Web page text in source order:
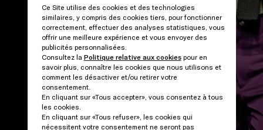
Ce Site utilise des cookies et des technologies
similaires, y compris des cookies tiers, pour fonctionner
correctement, effectuer des analyses statistiques, vous
offrir une meilleure expérience et vous envoyer des
publicités personnalisées.
Consultez la Politique relative aux cookiespour en
savoir plus, connaître les cookies que nous utilisons et
comment les désactiver et/ou retirer votre
consentement.
En cliquant sur «Tous accepter», vous consentez à tous
les cookies.
En cliquant sur «Tous refuser», les cookies qui
nécessitent votre consentement ne seront pas